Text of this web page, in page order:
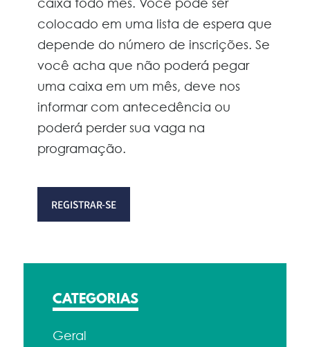
caixa todo mês. Você pode ser
colocado em uma lista de espera que
depende do número de inscrições. Se
você acha que não poderá pegar
uma caixa em um mês, deve nos
informar com antecedência ou
poderá perder sua vaga na
programação.
CATEGORIAS
Geral